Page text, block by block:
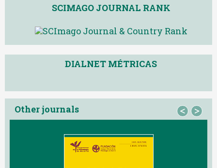
SCIMAGO JOURNAL RANK
DIALNET MÉTRICAS
Other journals < >